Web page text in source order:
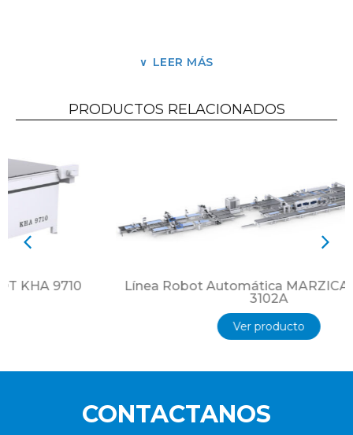
y sellado de bordes.
cerradura de puerta CNC.
LEER MÁS
PRODUCTOS RELACIONADOS
Línea Robot Automática MARZICA KDT KHR
CONTACTANOS